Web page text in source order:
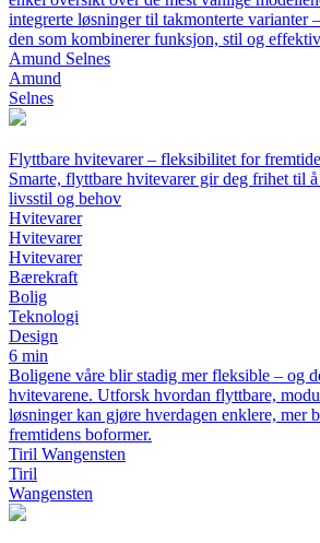
integrerte løsninger til takmonterte varianter
den som kombinerer funksjon, stil og
Amund Selnes
Amund
Selnes
Flyttbare hvitevarer – fleksibilitet for
Smarte, flyttbare hvitevarer gir deg frihet til
livsstil og behov
Hvitevarer
Hvitevarer
Hvitevarer
Bærekraft
Bolig
Teknologi
Design
6 min
Boligene våre blir stadig mer fleksible – og
hvitevarene. Utforsk hvordan flyttbare,
løsninger kan gjøre hverdagen enklere, mer
fremtidens boformer.
Tiril Wangensten
Tiril
Wangensten